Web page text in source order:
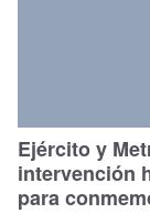
Ejército y
intervención
para